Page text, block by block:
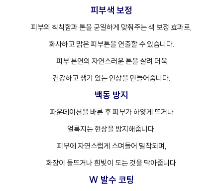
피부색 보정
피부의 칙칙함과 톤을 균일하게 맞춰주는 색 보정 효과로,
화사하고 맑은 피부톤을 연출할 수 있습니다.
피부 본연의 자연스러운 톤을 살려 더욱
건강하고 생기 있는 인상을 만들어줍니다.
백동 방지
파운데이션을 바른 후 피부가 하얗게 뜨거나
얼룩지는 현상을 방지해줍니다.
피부에 자연스럽게 스며들어 밀착되며,
화장이 들뜨거나 흰빛이 도는 것을 막아줍니다.
W 발수 코팅